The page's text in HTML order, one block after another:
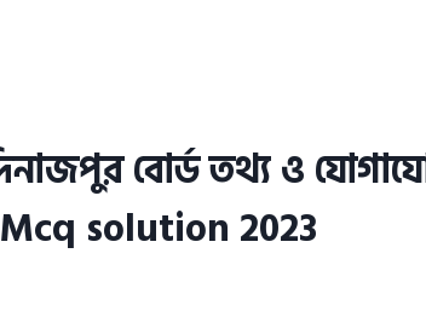
বোর্ড তথ্য ও
solution 2023